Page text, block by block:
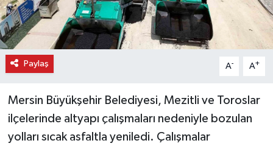
Paylaş A- A+
Mersin Büyükşehir Belediyesi, Mezitli ve Toroslar
ilçelerinde altyapı çalışmaları nedeniyle bozulan
yolları sıcak asfaltla yeniledi. Çalışmalar